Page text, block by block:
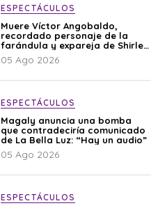
ESPECTÁCULOS
Muere Víctor Angobaldo,
recordado personaje de la
farándula y expareja de Shirley
Cherres
05 Ago 2026
ESPECTÁCULOS
Magaly anuncia una bomba
que contradeciría comunicado
de La Bella Luz: “Hay un audio”
05 Ago 2026
ESPECTÁCULOS